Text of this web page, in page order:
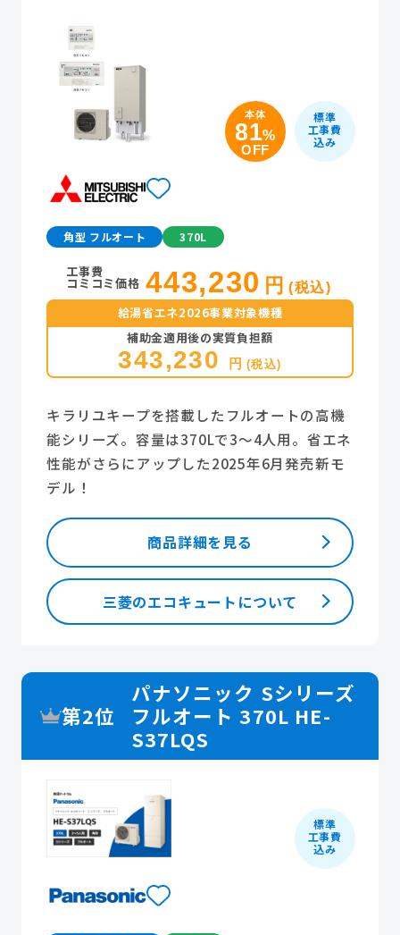
角型 フルオート 370L
本体
81%
OFF
標準
工事費
込み
キラリユキープを搭載したフルオートの高機
能シリーズ。容量は370Lで3～4人用。省エネ
性能がさらにアップした2025年6月発売新モ
デル！
給湯省エネ2026事業対象機種
補助金適用後の実質負担額
343,230 円 (税込)
工事費
コミコミ価格 443,230 円 (税込)
商品詳細を見る
三菱のエコキュートについて
第2位
パナソニック Sシリーズ
フルオート 370L HE-
S37LQS
標準
工事費
込み